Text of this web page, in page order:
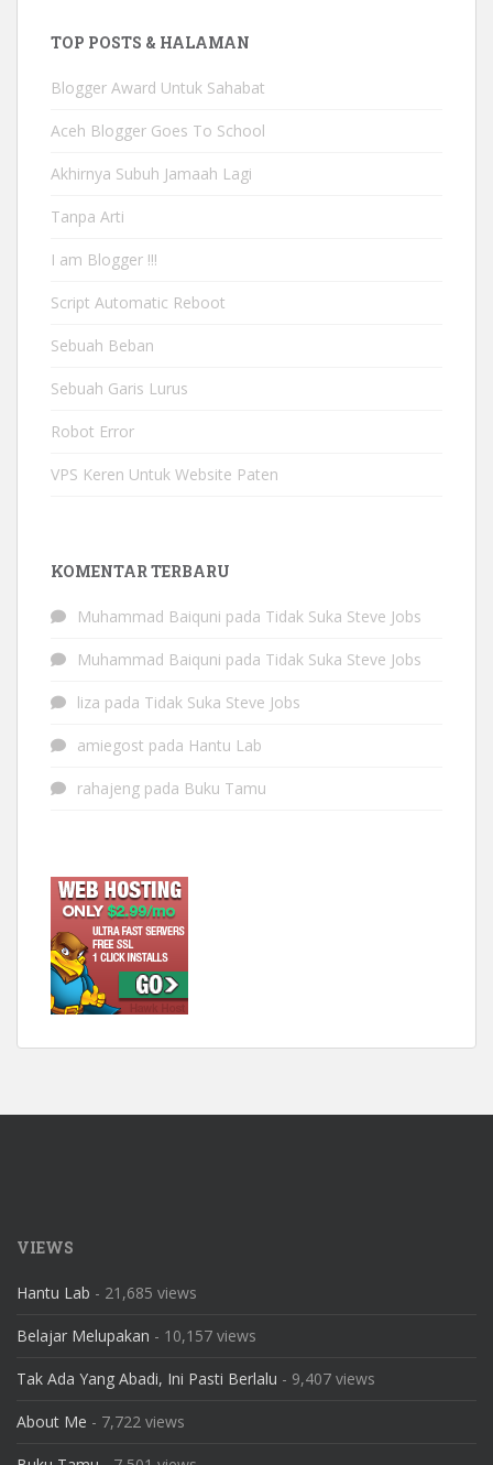
TOP POSTS & HALAMAN
Blogger Award Untuk Sahabat
Aceh Blogger Goes To School
Akhirnya Subuh Jamaah Lagi
Tanpa Arti
I am Blogger !!!
Script Automatic Reboot
Sebuah Beban
Sebuah Garis Lurus
Robot Error
VPS Keren Untuk Website Paten
KOMENTAR TERBARU
Muhammad Baiquni pada Tidak Suka Steve Jobs
Muhammad Baiquni pada Tidak Suka Steve Jobs
liza pada Tidak Suka Steve Jobs
amiegost pada Hantu Lab
rahajeng pada Buku Tamu
VIEWS
Hantu Lab - 21,685 views
Belajar Melupakan - 10,157 views
Tak Ada Yang Abadi, Ini Pasti Berlalu - 9,407 views
About Me - 7,722 views